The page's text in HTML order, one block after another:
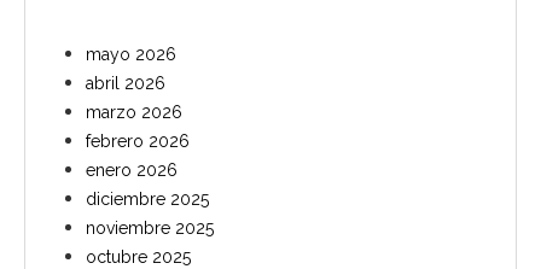
mayo 2026
abril 2026
marzo 2026
febrero 2026
enero 2026
diciembre 2025
noviembre 2025
octubre 2025